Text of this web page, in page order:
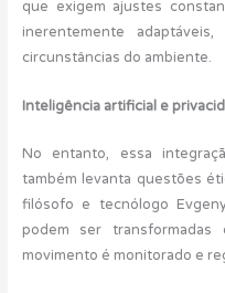
que exigem ajustes
inerentemente
circunstâncias do ambiente.
Inteligência artificial e
No entanto, essa
também levanta questões
filósofo e tecnólogo
podem ser transformadas
movimento é monitorado e